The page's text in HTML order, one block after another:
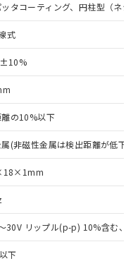
タコーティング、円柱型（ネジ
式
の10%以下
(非磁性金属は検出距離が低下し
30V リップル(p-p) 10%含む、
下